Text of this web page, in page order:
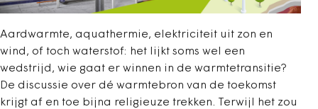
Aardwarmte, aquathermie, elektriciteit uit zon en
wind, of toch waterstof: het lijkt soms wel een
wedstrijd, wie gaat er winnen in de warmtetransitie?
De discussie over dé warmtebron van de toekomst
krijgt af en toe bijna religieuze trekken. Terwijl het zou